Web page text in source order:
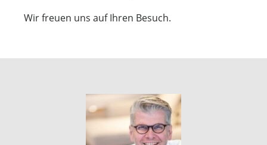
Wir freuen uns auf Ihren Besuch.